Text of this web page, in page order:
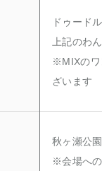
ドゥード
上記のわ
※MIXのワ
ざいます
秋ヶ瀬公
※会場へ